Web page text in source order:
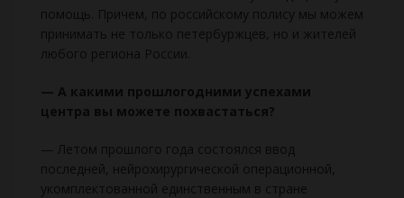
помощь. Причем, по российскому полису мы можем
принимать не только петербуржцев, но и жителей
любого региона России.
— А какими прошлогодними успехами
центра вы можете похвастаться?
— Летом прошлого года состоялся ввод
последней, нейрохирургической операционной,
укомплектованной единственным в стране